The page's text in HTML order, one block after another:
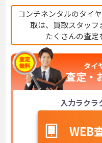
コンチネンタルのタイ
取は、 買取スタッフ
たくさんの査定
タイ
査定・
入力ラクラ
WEB